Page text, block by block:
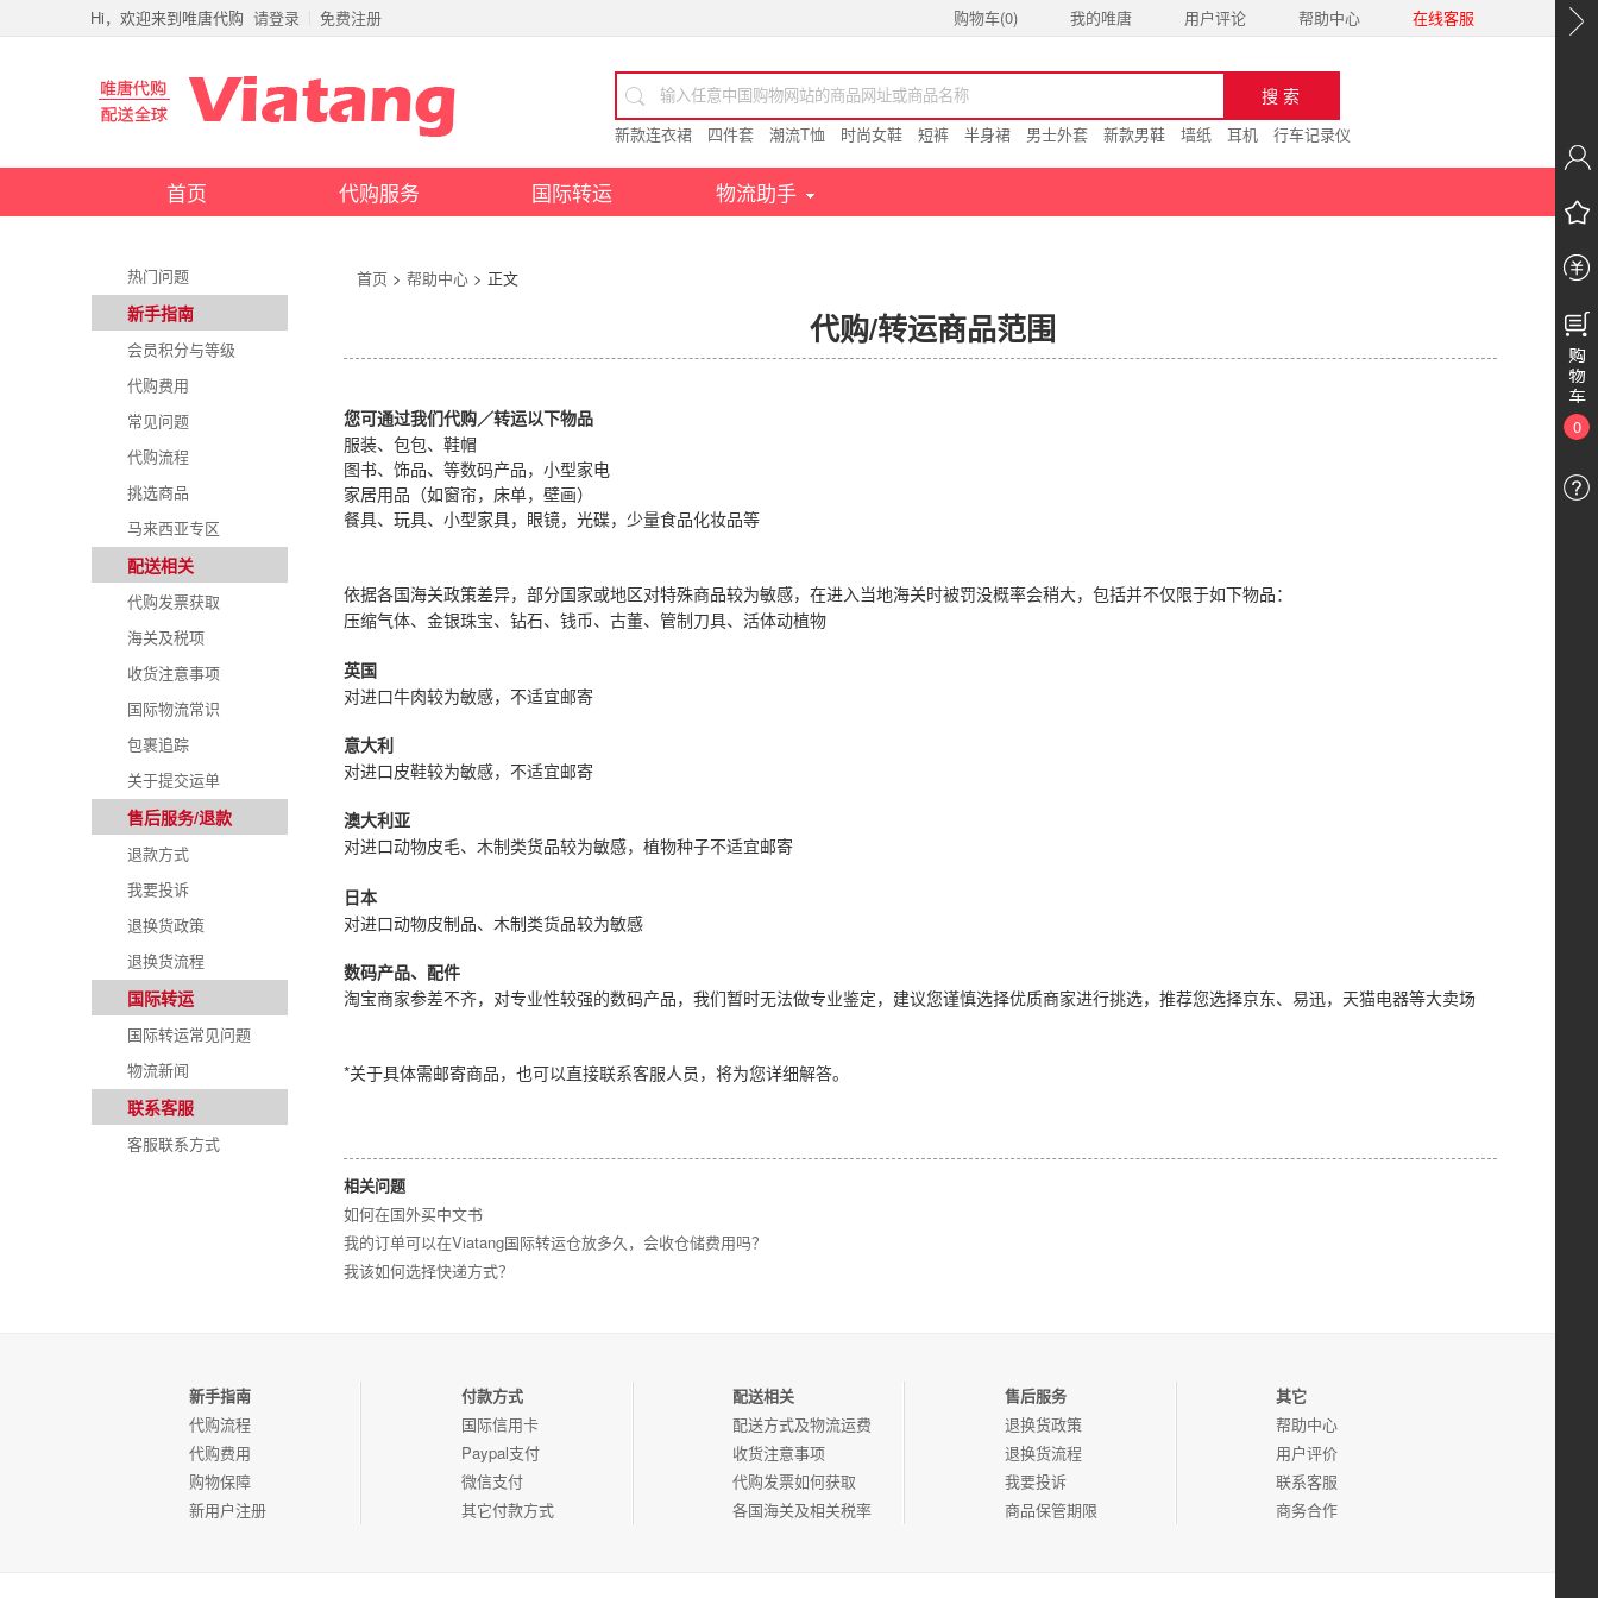
Hi，欢迎来到唯唐代购 请登录 免费注册 购物车(0) 我的唯唐 用户评论 帮助中心 在线客服
新款连衣裙 四件套 潮流T恤 时尚女鞋 短裤 半身裙 男士外套 新款男鞋 墙纸 耳机 行车记录仪
首页 代购服务 国际转运 物流助手
热门问题
新手指南
会员积分与等级
代购费用
常见问题
代购流程
挑选商品
马来西亚专区
配送相关
代购发票获取
海关及税项
收货注意事项
国际物流常识
包裹追踪
关于提交运单
售后服务/退款
退款方式
我要投诉
退换货政策
退换货流程
国际转运
国际转运常见问题
物流新闻
联系客服
客服联系方式
首页 > 帮助中心 > 正文
代购/转运商品范围
您可通过我们代购／转运以下物品
服装、包包、鞋帽
图书、饰品、等数码产品，小型家电
家居用品（如窗帘，床单，壁画）
餐具、玩具、小型家具，眼镜，光碟，少量食品化妆品等
依据各国海关政策差异，部分国家或地区对特殊商品较为敏感，在进入当地海关时被罚没概率会稍大，包括并不仅限于如下物品：
压缩气体、金银珠宝、钻石、钱币、古董、管制刀具、活体动植物
英国
对进口牛肉较为敏感，不适宜邮寄
意大利
对进口皮鞋较为敏感，不适宜邮寄
澳大利亚
对进口动物皮毛、木制类货品较为敏感，植物种子不适宜邮寄
日本
对进口动物皮制品、木制类货品较为敏感
数码产品、配件
淘宝商家参差不齐，对专业性较强的数码产品，我们暂时无法做专业鉴定，建议您谨慎选择优质商家进行挑选，推荐您选择京东、易迅，天猫电器等大卖场
*关于具体需邮寄商品，也可以直接联系客服人员，将为您详细解答。
相关问题
如何在国外买中文书
我的订单可以在Viatang国际转运仓放多久，会收仓储费用吗？
我该如何选择快递方式？
新手指南
代购流程
代购费用
购物保障
新用户注册
付款方式
国际信用卡
Paypal支付
微信支付
其它付款方式
配送相关
配送方式及物流运费
收货注意事项
代购发票如何获取
各国海关及相关税率
售后服务
退换货政策
退换货流程
我要投诉
商品保管期限
其它
帮助中心
用户评价
联系客服
商务合作
0